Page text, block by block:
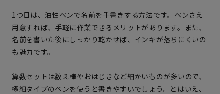
1つ目は、油性ペンで名前を手書きする方法です。ペンさえ
用意すれば、手軽に作業できるメリットがあります。また、
名前を書いた後にしっかり乾かせば、インキが落ちにくいの
も魅力です。
算数セットは数え棒やおはじきなど細かいものが多いので、
極細タイプのペンを使うと書きやすいでしょう。とはいえ、